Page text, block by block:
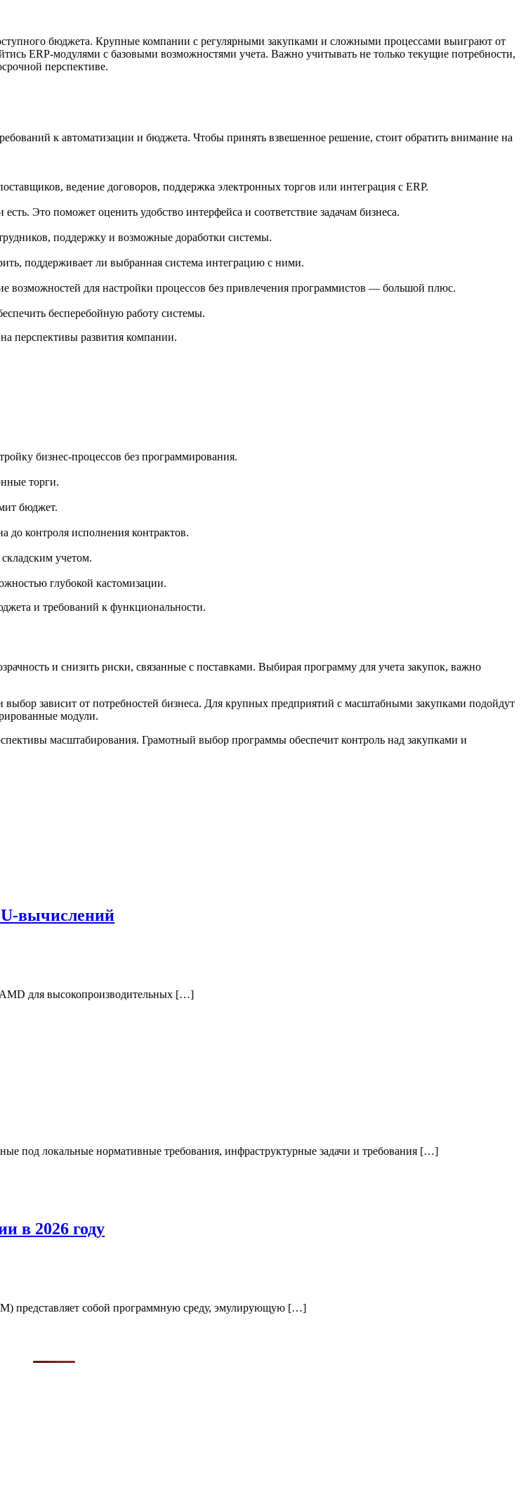
бюджета. Крупные компании с регулярными закупками и сложными процессами выиграют от
ERP-модулями с базовыми возможностями учета. Важно учитывать не только текущие потребности,
перспективе.
к автоматизации и бюджета. Чтобы принять взвешенное решение, стоит обратить внимание на
ведение договоров, поддержка электронных торгов или интеграция с ERP.
Это поможет оценить удобство интерфейса и соответствие задачам бизнеса.
поддержку и возможные доработки системы.
поддерживает ли выбранная система интеграцию с ними.
возможностей для настройки процессов без привлечения программистов — большой плюс.
бесперебойную работу системы.
перспективы развития компании.
бизнес-процессов без программирования.
торги.
бюджет.
до контроля исполнения контрактов.
учетом.
глубокой кастомизации.
и требований к функциональности.
и снизить риски, связанные с поставками. Выбирая программу для учета закупок, важно
зависит от потребностей бизнеса. Для крупных предприятий с масштабными закупками подойдут
модули.
масштабирования. Грамотный выбор программы обеспечит контроль над закупками и
вычислений
для высокопроизводительных […]
под локальные нормативные требования, инфраструктурные задачи и требования […]
в 2026 году
представляет собой программную среду, эмулирующую […]